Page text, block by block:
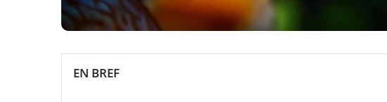
EN BREF